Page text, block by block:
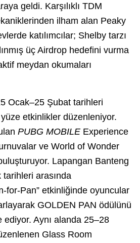
geldi. Karşılıklı TDM
ilham alan Peaky
katılımcılar; Shelby tarzı
üç Airdrop hedefini vurma
meydan okumaları
Ocak–25 Şubat tarihleri
etkinlikler düzenleniyor.
PUBG MOBILE Experience
ve World of Wonder
Lapangan Banteng
tarihleri arasında
for-Pan” etkinliğinde oyuncular
GOLDEN PAN ödülünü
ediyor. Aynı alanda 25–28
Glass Room